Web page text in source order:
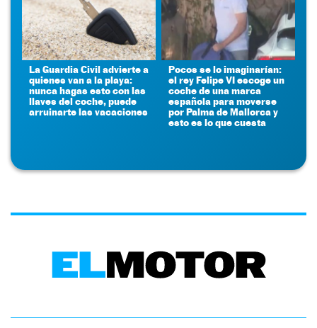
La Guardia Civil advierte a
quienes van a la playa:
nunca hagas esto con las
llaves del coche, puede
arruinarte las vacaciones
Pocos se lo imaginarían:
el rey Felipe VI escoge un
coche de una marca
española para moverse
por Palma de Mallorca y
esto es lo que cuesta